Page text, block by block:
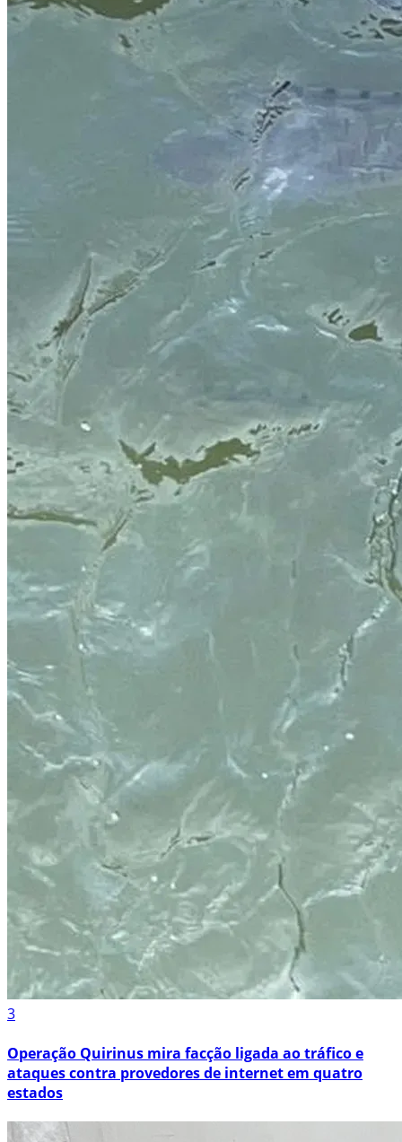
3
Operação Quirinus mira facção ligada ao tráfico e
ataques contra provedores de internet em quatro
estados